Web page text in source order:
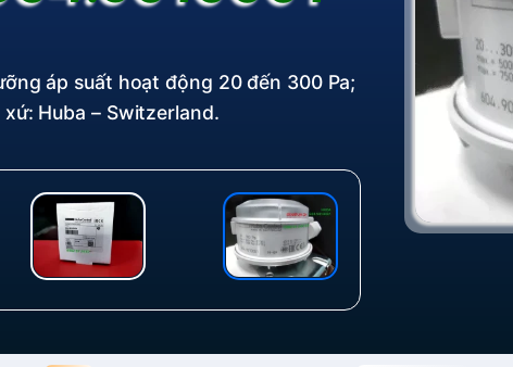
áp suất hoạt động 20 đến 300 Pa;
Huba – Switzerland.